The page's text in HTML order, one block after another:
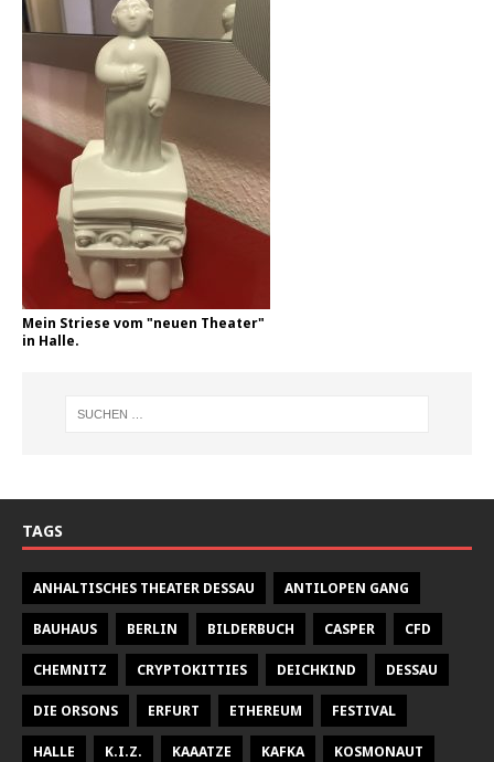
Mein Striese vom "neuen Theater"
in Halle.
TAGS
ANHALTISCHES THEATER DESSAU ANTILOPEN GANG
BAUHAUS BERLIN BILDERBUCH CASPER CFD
CHEMNITZ CRYPTOKITTIES DEICHKIND DESSAU
DIE ORSONS ERFURT ETHEREUM FESTIVAL
HALLE K.I.Z. KAAATZE KAFKA KOSMONAUT